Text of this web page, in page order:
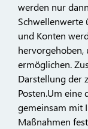
werden nur
Schwellenwerte
und Konten
hervorgehoben,
ermöglichen.
Darstellung der
Posten.Um eine
gemeinsam mit
Maßnahmen